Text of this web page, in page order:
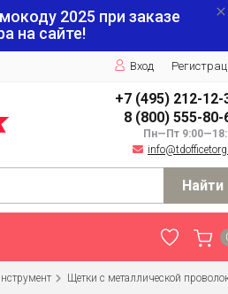
2025 при заказе
на сайте!
Вход
+7 (495) 212-12-
8 (800) 555-80-
Пн—Пт
Найти
Щетки с металлической